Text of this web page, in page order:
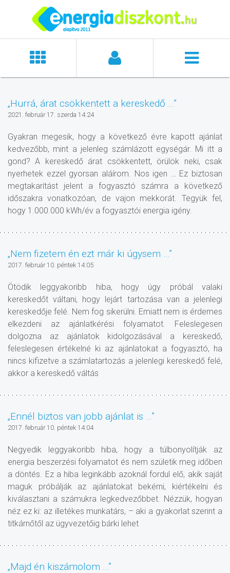
„Hurrá, árat csökkentett a kereskedő …”
2021. február 17. szerda 14:24
Gyakran megesik, hogy a következő évre kapott ajánlat
kedvezőbb, mint a jelenleg számlázott egységár. Mi itt a
gond? A kereskedő árat csökkentett, örülök neki, csak
nyerhetek ezzel gyorsan aláírom. Nos igen … Ez biztosan
megtakarítást jelent a fogyasztó számra a következő
időszakra vonatkozóan, de vajon mekkorát. Tegyük fel,
hogy 1.000.000 kWh/év a fogyasztói energia igény.
„Nem fizetem én ezt már ki úgysem …”
2017. február 10. péntek 14:05
Ötödik leggyakoribb hiba, hogy úgy próbál valaki
kereskedőt váltani, hogy lejárt tartozása van a jelenlegi
kereskedője felé. Nem fog sikerülni. Emiatt nem is érdemes
elkezdeni az ajánlatkérési folyamatot. Feleslegesen
dolgozna az ajánlatok kidolgozásával a kereskedő,
feleslegesen értékelné ki az ajánlatokat a fogyasztó, ha
nincs kifizetve a számlatartozás a jelenlegi kereskedő felé,
akkor a kereskedő váltás
„Ennél biztos van jobb ajánlat is …”
2017. február 10. péntek 14:04
Negyedik leggyakoribb hiba, hogy a túlbonyolítják az
energia beszerzési folyamatot és nem születik meg időben
a döntés. Ez a hiba leginkább azoknál fordul elő, akik saját
maguk próbálják az ajánlatokat bekérni, kiértékelni és
kiválasztani a számukra legkedvezőbbet. Nézzük, hogyan
néz ez ki: az illetékes munkatárs, – aki a gyakorlat szerint a
titkárnőtől az ügyvezetőig bárki lehet
„Majd én kiszámolom …”